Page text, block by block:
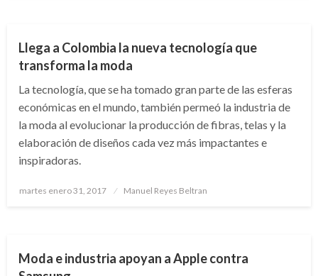
Llega a Colombia la nueva tecnología que
transforma la moda
La tecnología, que se ha tomado gran parte de las esferas
económicas en el mundo, también permeó la industria de
la moda al evolucionar la producción de fibras, telas y la
elaboración de diseños cada vez más impactantes e
inspiradoras.
Publicado
martes enero 31, 2017 Manuel Reyes Beltran
Moda e industria apoyan a Apple contra